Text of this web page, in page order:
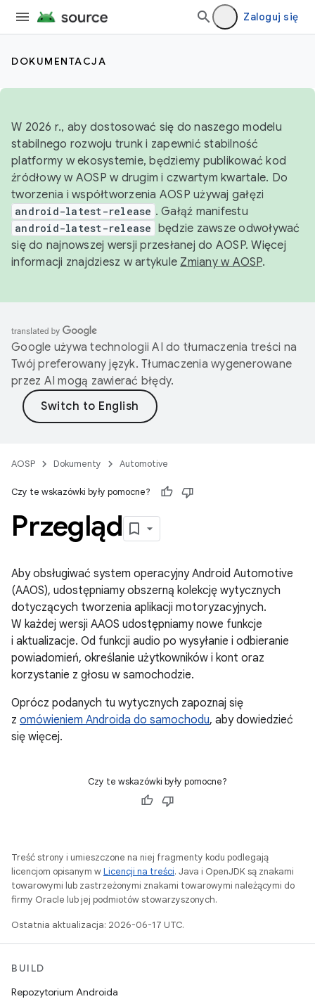
Zaloguj się
DOKUMENTACJA
W 2026 r., aby dostosować się do naszego modelu
stabilnego rozwoju trunk i zapewnić stabilność
platformy w ekosystemie, będziemy publikować kod
źródłowy w AOSP w drugim i czwartym kwartale. Do
tworzenia i współtworzenia AOSP używaj gałęzi
android-latest-release . Gałąź manifestu
android-latest-release będzie zawsze odwoływać
się do najnowszej wersji przesłanej do AOSP. Więcej
informacji znajdziesz w artykule Zmiany w AOSP.
Google używa technologii AI do tłumaczenia treści na
Twój preferowany język. Tłumaczenia wygenerowane
przez AI mogą zawierać błędy.
AOSP Dokumenty Automotive
Czy te wskazówki były pomocne?
Przegląd
Aby obsługiwać system operacyjny Android Automotive
(AAOS), udostępniamy obszerną kolekcję wytycznych
dotyczących tworzenia aplikacji motoryzacyjnych.
W każdej wersji AAOS udostępniamy nowe funkcje
i aktualizacje. Od funkcji audio po wysyłanie i odbieranie
powiadomień, określanie użytkowników i kont oraz
korzystanie z głosu w samochodzie.
Oprócz podanych tu wytycznych zapoznaj się
z omówieniem Androida do samochodu, aby dowiedzieć
się więcej.
Czy te wskazówki były pomocne?
Treść strony i umieszczone na niej fragmenty kodu podlegają
licencjom opisanym wLicencji na treści. Java i OpenJDK są znakami
towarowymi lub zastrzeżonymi znakami towarowymi należącymi do
firmy Oracle lub jej podmiotów stowarzyszonych.
Ostatnia aktualizacja: 2026-06-17 UTC.
BUILD
Repozytorium Androida